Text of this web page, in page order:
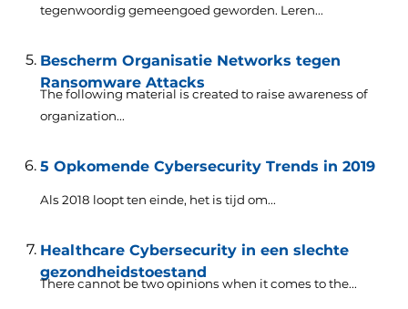
tegenwoordig gemeengoed geworden. Leren...
Bescherm Organisatie Networks tegen
Ransomware Attacks
The following material is created to raise awareness of
organization...
5 Opkomende Cybersecurity Trends in 2019
Als 2018 loopt ten einde, het is tijd om...
Healthcare Cybersecurity in een slechte
gezondheidstoestand
There cannot be two opinions when it comes to the...